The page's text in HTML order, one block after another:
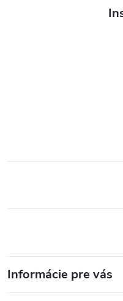
Informácie pre vás